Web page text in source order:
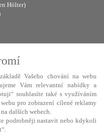
Hölter)
Vašeho chování na webu
Vám relevantní nabídky a
souhlasíte také s využíváním
pro zobrazení cílené reklamy
dalších webech.
podrobněji nastavit nebo kdykoli